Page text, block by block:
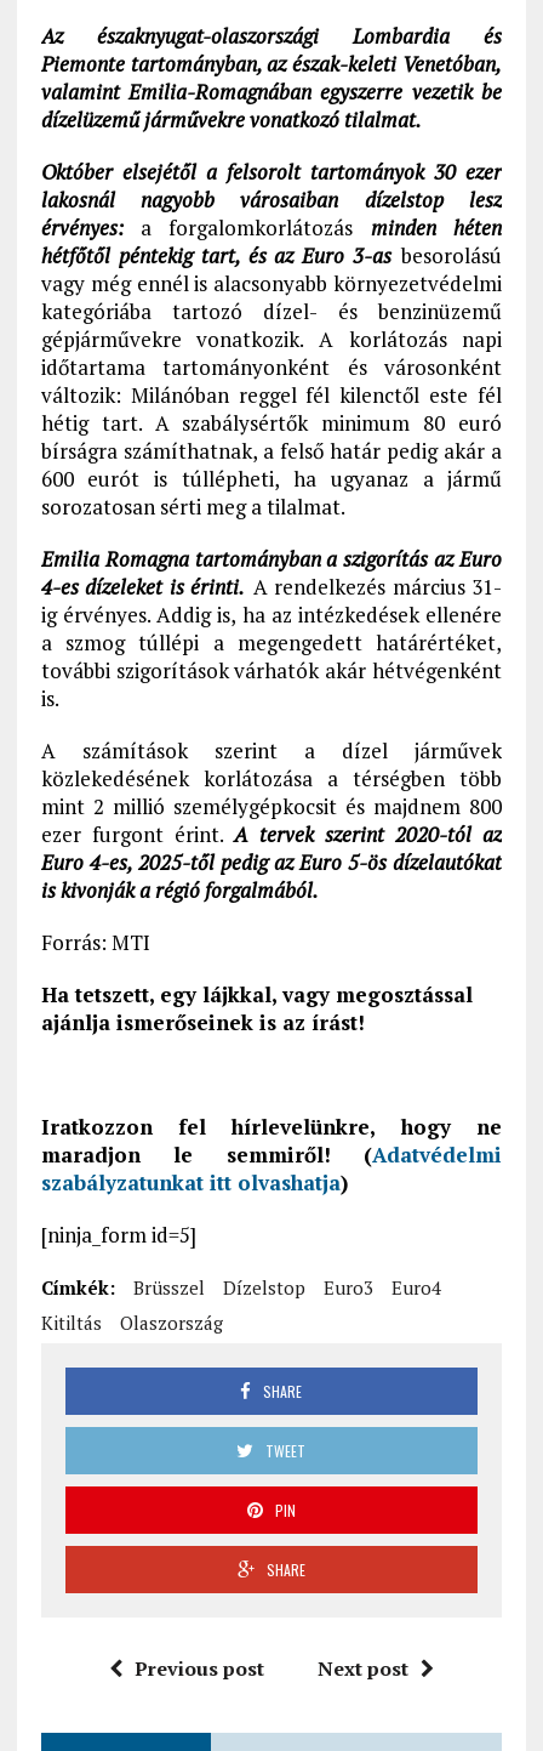
Az északnyugat-olaszországi Lombardia és
Piemonte tartományban, az észak-keleti Venetóban,
valamint Emilia-Romagnában egyszerre vezetik be
dízelüzemű járművekre vonatkozó tilalmat.
Október elsejétől a felsorolt tartományok 30 ezer
lakosnál nagyobb városaiban dízelstop lesz
érvényes:
a forgalomkorlátozás minden héten
hétfőtől péntekig tart, és az Euro 3-as besorolású
vagy még ennél is alacsonyabb környezetvédelmi
kategóriába tartozó dízel- és benzinüzemű
gépjárművekre vonatkozik. A korlátozás napi
időtartama tartományonként és városonként
változik: Milánóban reggel fél kilenctől este fél
hétig tart. A szabálysértők minimum 80 euró
bírságra számíthatnak, a felső határ pedig akár a
600 eurót is túllépheti, ha ugyanaz a jármű
sorozatosan sérti meg a tilalmat.
Emilia Romagna tartományban a szigorítás az Euro
4-es dízeleket is érinti. A rendelkezés március 31-
ig érvényes. Addig is, ha az intézkedések ellenére
a szmog túllépi a megengedett határértéket,
további szigorítások várhatók akár hétvégenként
is.
A számítások szerint a dízel járművek
közlekedésének korlátozása a térségben több
mint 2 millió személygépkocsit és majdnem 800
ezer furgont érint.A tervek szerint 2020-tól az
Euro 4-es, 2025-től pedig az Euro 5-ös dízelautókat
is kivonják a régió forgalmából.
Forrás: MTI
Ha tetszett, egy lájkkal, vagy megosztással
ajánlja ismerőseinek is az írást!
Iratkozzon fel hírlevelünkre, hogy ne
maradjon le semmiről! (Adatvédelmi
szabályzatunkat itt olvashatja)
[ninja_form id=5]
Címkék: Brüsszel Dízelstop Euro3
Euro4
Kitiltás
Olaszország
SHARE
TWEET
PIN
SHARE
Previous post Next post